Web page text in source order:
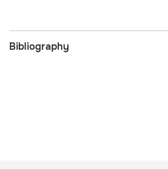
Bibliography